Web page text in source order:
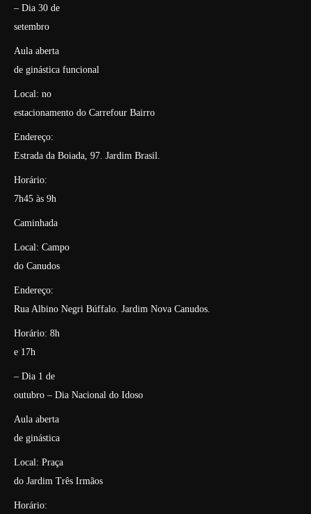
– Dia 30 de
setembro
Aula aberta
de ginástica funcional
Local: no
estacionamento do Carrefour Bairro
Endereço:
Estrada da Boiada, 97. Jardim Brasil.
Horário:
7h45 às 9h
Caminhada
Local: Campo
do Canudos
Endereço:
Rua Albino Negri Búffalo. Jardim Nova Canudos.
Horário: 8h
e 17h
– Dia 1 de
outubro – Dia Nacional do Idoso
Aula aberta
de ginástica
Local: Praça
do Jardim Três Irmãos
Horário: